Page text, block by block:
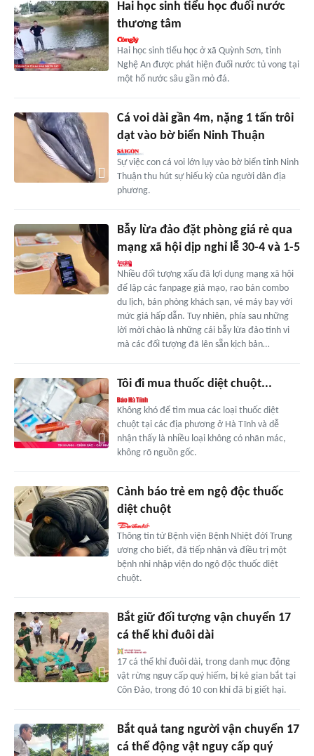
Hai học sinh tiểu học đuối nước
thương tâm
Hai học sinh tiểu học ở xã Quỳnh Sơn, tỉnh
Nghệ An được phát hiện đuối nước tủ vong tại
một hố nước sâu gần mỏ đá.
Cá voi dài gần 4m, nặng 1 tấn trôi
dạt vào bờ biển Ninh Thuận
Sự việc con cá voi lớn lụy vào bờ biển tỉnh Ninh
Thuận thu hút sự hiếu kỳ của người dân địa
phương.
Bẫy lừa đảo đặt phòng giá rẻ qua
mạng xã hội dịp nghỉ lễ 30-4 và 1-5
Nhiều đối tượng xấu đã lợi dụng mạng xã hội
để lập các fanpage giả mạo, rao bán combo
du lịch, bán phòng khách sạn, vé máy bay với
mức giá hấp dẫn. Tuy nhiên, phía sau những
lời mời chào là những cái bẫy lừa đảo tinh vi
mà các đối tượng đã lên sẵn kịch bản…
Tôi đi mua thuốc diệt chuột...
Không khó để tìm mua các loại thuốc diệt
chuột tại các địa phương ở Hà Tĩnh và dễ
nhận thấy là nhiều loại không có nhãn mác,
không rõ nguồn gốc.
Cảnh báo trẻ em ngộ độc thuốc
diệt chuột
Thông tin từ Bệnh viện Bệnh Nhiệt đới Trung
ương cho biết, đã tiếp nhận và điều trị một
bệnh nhi nhập viện do ngộ độc thuốc diệt
chuột.
Bắt giữ đối tượng vận chuyển 17
cá thể khỉ đuôi dài
17 cá thể khỉ đuôi dài, trong danh mục động
vật rừng nguy cấp quý hiếm, bị kẻ gian bắt tại
Côn Đảo, trong đó 10 con khỉ đã bị giết hại.
Bắt quả tang người vận chuyển 17
cá thể động vật nguy cấp quý